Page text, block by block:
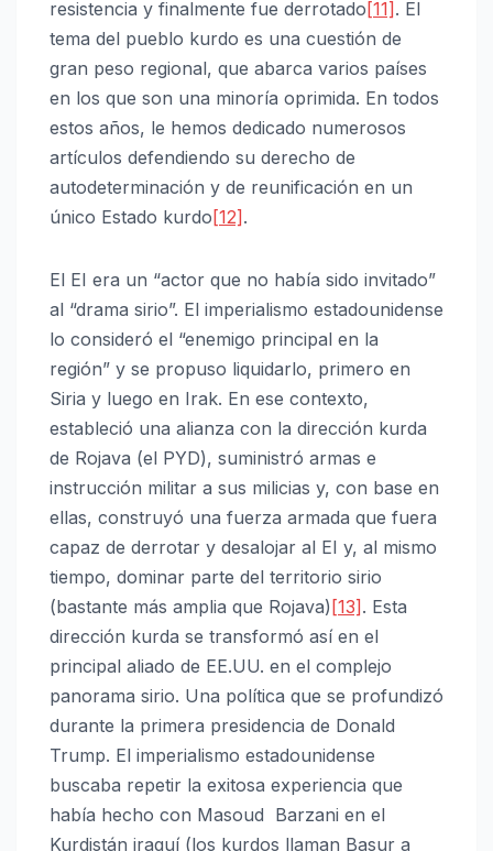
resistencia y finalmente fue derrotado[11]. El
tema del pueblo kurdo es una cuestión de
gran peso regional, que abarca varios países
en los que son una minoría oprimida. En todos
estos años, le hemos dedicado numerosos
artículos defendiendo su derecho de
autodeterminación y de reunificación en un
único Estado kurdo[12].
El EI era un “actor que no había sido invitado”
al “drama sirio”. El imperialismo estadounidense
lo consideró el “enemigo principal en la
región” y se propuso liquidarlo, primero en
Siria y luego en Irak. En ese contexto,
estableció una alianza con la dirección kurda
de Rojava (el PYD), suministró armas e
instrucción militar a sus milicias y, con base en
ellas, construyó una fuerza armada que fuera
capaz de derrotar y desalojar al EI y, al mismo
tiempo, dominar parte del territorio sirio
(bastante más amplia que Rojava)[13]. Esta
dirección kurda se transformó así en el
principal aliado de EE.UU. en el complejo
panorama sirio. Una política que se profundizó
durante la primera presidencia de Donald
Trump. El imperialismo estadounidense
buscaba repetir la exitosa experiencia que
había hecho con Masoud Barzani en el
Kurdistán iraquí (los kurdos llaman Basur a